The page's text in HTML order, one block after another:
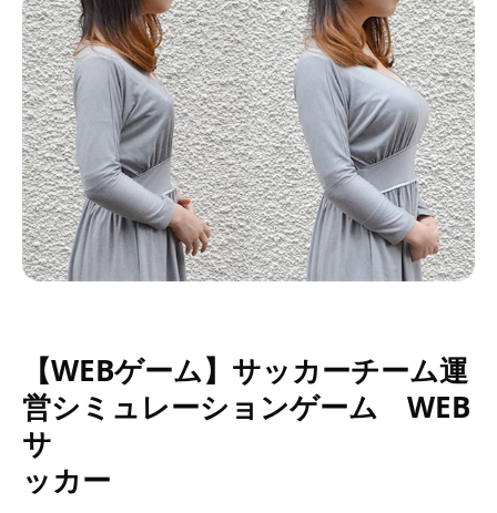
【WEBゲーム】サッカーチーム運
営シミュレーションゲーム WEB
サ
ッカー